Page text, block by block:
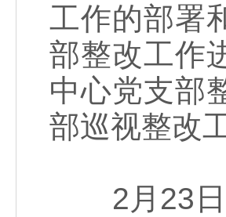
工作的部署
部整改工作
中心党支部
部巡视整改
2月23日